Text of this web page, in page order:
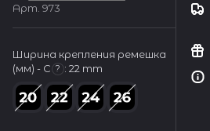
Арт. 973
Ширина крепления ремешка
(мм) - С ? : 22 mm